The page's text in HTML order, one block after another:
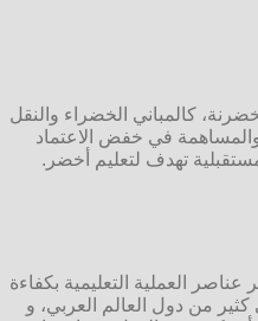
كالمباني الخضراء والنقل
في خفض الاعتماد
تهدف لتعليم أخضر.
العملية التعليمية بكفاءة
من دول العالم العربي، و